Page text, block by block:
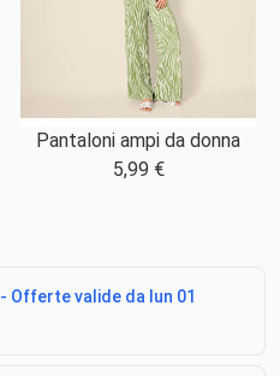
Pantaloni ampi da donna
5,99 €
Offerte valide da lun 01